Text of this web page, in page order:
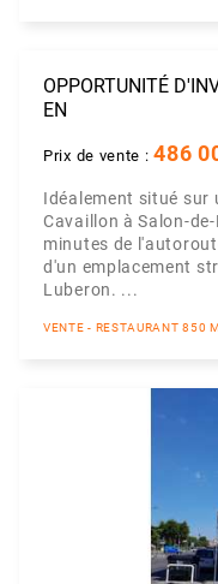
OPPORTUNITÉ
EN
Prix de vente :486
Idéalement situé sur
Cavaillon à Salon-
minutes de
d'un emplacement
Luberon. ...
VENTE - RESTAURANT 850